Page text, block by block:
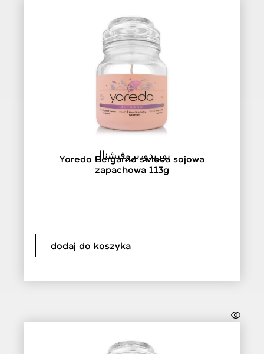
يوريدو بروفيشنال
Yoredo Bergamo świeca sojowa
zapachowa 113g
dodaj do koszyka